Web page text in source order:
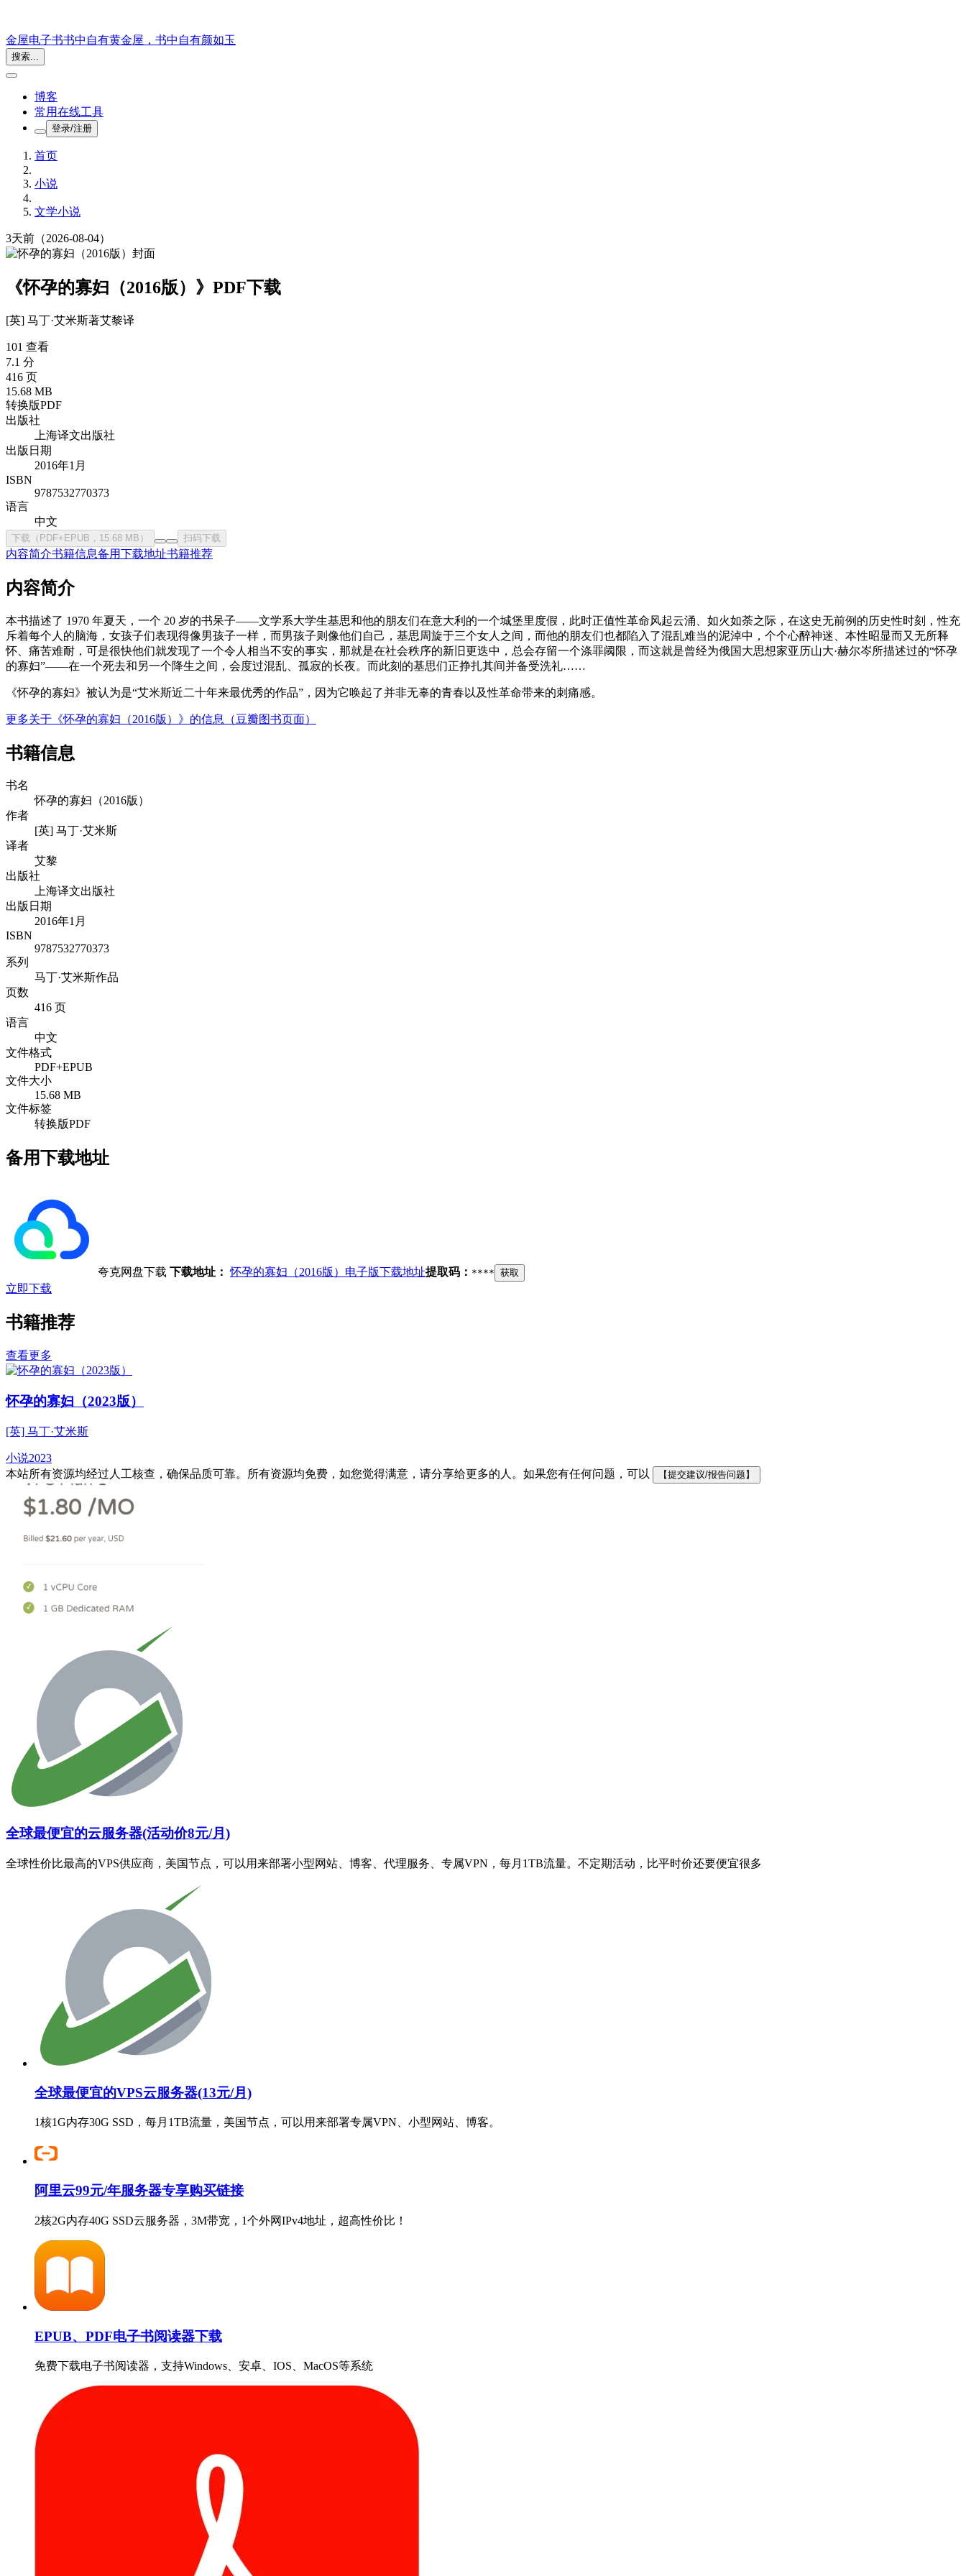
金屋电子书书中自有黄金屋，书中自有颜如玉
搜索...
博客
常用在线工具
登录/注册
首页
小说
文学小说
3天前 （2026-08-04）
《怀孕的寡妇（2016版）》PDF下载
[英] 马丁·艾米斯著艾黎译
101 查看
7.1 分
416 页
15.68 MB
转换版PDF
出版社
上海译文出版社
出版日期
2016年1月
ISBN
9787532770373
语言
中文
下载（PDF+EPUB，15.68 MB） 扫码下载
内容简介书籍信息备用下载地址书籍推荐
内容简介
本书描述了 1970 年夏天，一个 20 岁的书呆子——文学系大学生基思和他的朋友们在意大利的一个城堡里度假，此时正值性革命风起云涌、如火如荼之际，在这史无前例的历史性时刻，性充
斥着每个人的脑海，女孩子们表现得像男孩子一样，而男孩子则像他们自己，基思周旋于三个女人之间，而他的朋友们也都陷入了混乱难当的泥淖中，个个心醉神迷、本性昭显而又无所释
怀、痛苦难耐，可是很快他们就发现了一个令人相当不安的事实，那就是在社会秩序的新旧更迭中，总会存留一个涤罪阈限，而这就是曾经为俄国大思想家亚历山大·赫尔岑所描述过的“怀孕
的寡妇”——在一个死去和另一个降生之间，会度过混乱、孤寂的长夜。而此刻的基思们正挣扎其间并备受洗礼……
《怀孕的寡妇》被认为是“艾米斯近二十年来最优秀的作品”，因为它唤起了并非无辜的青春以及性革命带来的刺痛感。
更多关于《怀孕的寡妇（2016版）》的信息（豆瓣图书页面）
书籍信息
书名
怀孕的寡妇（2016版）
作者
[英] 马丁·艾米斯
译者
艾黎
出版社
上海译文出版社
出版日期
2016年1月
ISBN
9787532770373
系列
马丁·艾米斯作品
页数
416 页
语言
中文
文件格式
PDF+EPUB
文件大小
15.68 MB
文件标签
转换版PDF
备用下载地址
夸克网盘下载 下载地址：怀孕的寡妇（2016版）电子版下载地址提取码： **** 获取
立即下载
书籍推荐
查看更多
怀孕的寡妇（2023版）
[英] 马丁·艾米斯
小说2023
本站所有资源均经过人工核查，确保品质可靠。所有资源均免费，如您觉得满意，请分享给更多的人。如果您有任何问题，可以
【提交建议/报告问题】
全球最便宜的云服务器(活动价8元/月)
全球性价比最高的VPS供应商，美国节点，可以用来部署小型网站、博客、代理服务、专属VPN，每月1TB流量。不定期活动，比平时价还要便宜很多
全球最便宜的VPS云服务器(13元/月)
1核1G内存30G SSD，每月1TB流量，美国节点，可以用来部署专属VPN、小型网站、博客。
阿里云99元/年服务器专享购买链接
2核2G内存40G SSD云服务器，3M带宽，1个外网IPv4地址，超高性价比！
EPUB、PDF电子书阅读器下载
免费下载电子书阅读器，支持Windows、安卓、IOS、MacOS等系统